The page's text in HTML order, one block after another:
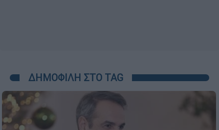
ΔΗΜΟΦΙΛΗ ΣΤΟ TAG